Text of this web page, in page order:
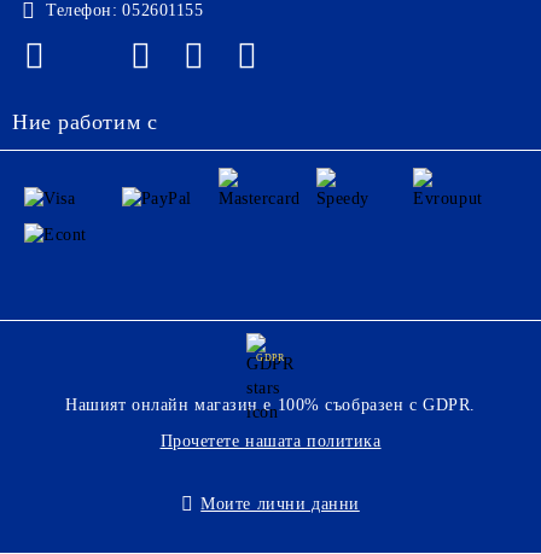
Телефон: 052601155
Ние работим с
GDPR
Нашият онлайн магазин е 100% съобразен с GDPR.
Прочетете нашата политика
Моите лични данни